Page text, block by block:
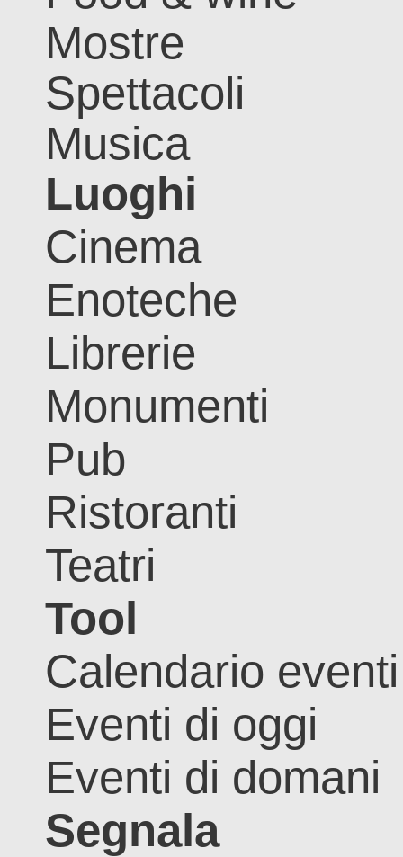
Mostre
Spettacoli
Musica
Luoghi
Cinema
Enoteche
Librerie
Monumenti
Pub
Ristoranti
Teatri
Tool
Calendario eventi
Eventi di oggi
Eventi di domani
Segnala